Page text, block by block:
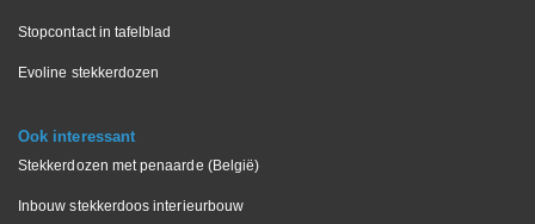
Stopcontact in tafelblad
Evoline stekkerdozen
Ook interessant
Stekkerdozen met penaarde (België)
Inbouw stekkerdoos interieurbouw